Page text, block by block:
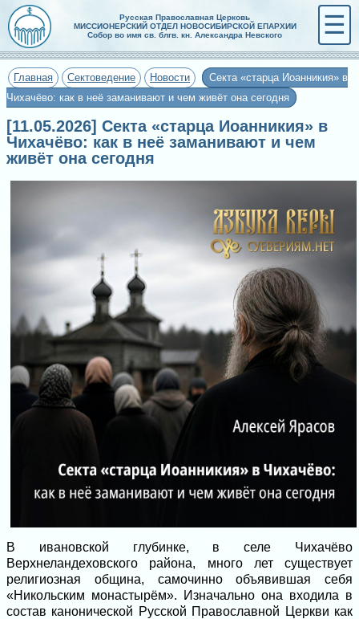
Русская Православная Церковь
МИССИОНЕРСКИЙ ОТДЕЛ НОВОСИБИРСКОЙ ЕПАРХИИ
Собор во имя св. блгв. кн. Александра Невского
☰
Главная Сектоведение Новости
Секта «старца Иоанникия» в
Чихачёво: как в неё заманивают и чем живёт она сегодня
[11.05.2026] Секта «старца Иоанникия» в
Чихачёво: как в неё заманивают и чем
живёт она сегодня
В ивановской глубинке, в селе Чихачёво
Верхнеландеховского района, много лет существует
религиозная община, самочинно объявившая себя
«Никольским монастырём». Изначально она входила в
состав канонической Русской Православной Церкви как